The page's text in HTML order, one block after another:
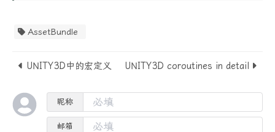
AssetBundle
UNITY3D中的宏定义 UNITY3D coroutines in detail
昵称
邮箱